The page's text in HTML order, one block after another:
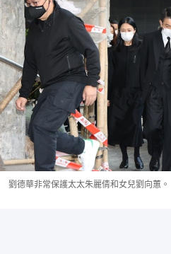
劉德華非常保護太太朱麗倩和女兒劉向蕙。